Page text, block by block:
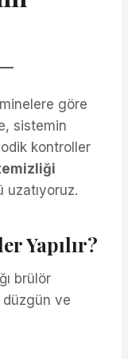
göre
sistemin
kontroller
uzatıyoruz.
Yapılır?
brülör
ve